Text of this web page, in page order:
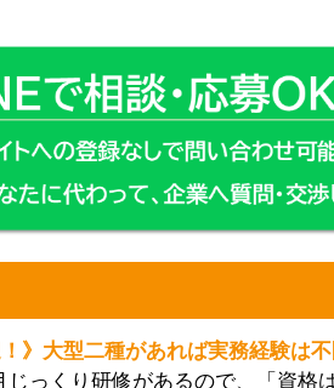
》大型二種があれば実務経験は不
っくり研修があるので、「資格